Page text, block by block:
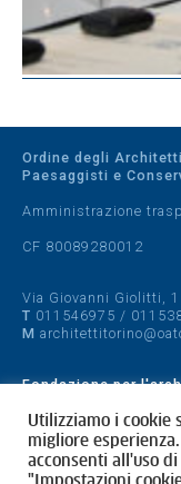
Ordine degli
Paesaggisti e
Amministrazione
CF 80089280012
Via Giovanni Giolitti,
T 011546975 /
M
Fondazione per
Designed by
Cookie Policy
Utilizziamo i cookie
migliore
acconsenti all'uso